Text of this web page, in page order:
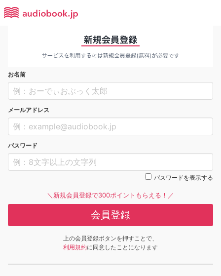
お名前
メールアドレス
パスワード
パスワードを表示する
＼新規会員登録で300ポイントもらえる！／
会員登録
上の会員登録ボタンを押すことで、
利用規約に同意したことになります